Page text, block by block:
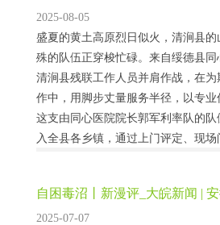
2025-08-05
盛夏的黄土高原烈日似火，清涧县
殊的队伍正穿梭忙碌。来自绥德县
清涧县残联工作人员并肩作战，在
作中，用脚步丈量服务半径，以专业
这支由同心医院院长郭军利率队的
入全县各乡镇，通过上门评定、现
自困毒沼丨新漫评_大皖新闻 |
2025-07-07